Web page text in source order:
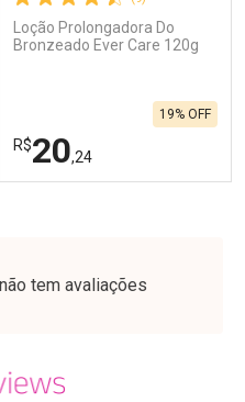
Loção Prolongadora Do
Bronzeado Ever Care 120g
R$20,24
19% OFF
Laboratório
Por Menos
tem avaliações